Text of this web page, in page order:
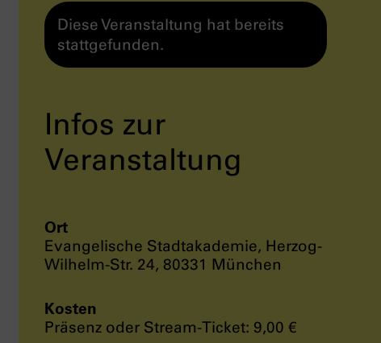
Diese Veranstaltung hat bereits
stattgefunden.
Infos zur
Veranstaltung
Ort
Evangelische Stadtakademie, Herzog-
Wilhelm-Str. 24, 80331 München
Kosten
Präsenz oder Stream-Ticket: 9,00 €